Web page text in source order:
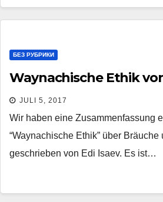
БЕЗ РУБРИКИ
Waynachische Ethik
JULI 5, 2017
Wir haben eine Zusammenfassung
“Waynachische Ethik” über Bräuche
geschrieben von Edi Isaev. Es ist…